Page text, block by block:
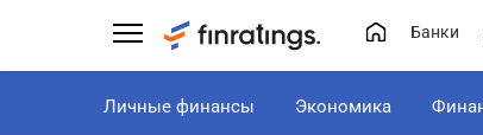
Банки
Личные финансы Экономика